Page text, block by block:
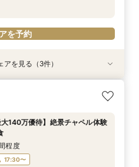
を予約
景*天空チャペル&上質空間体験
談会×人気ドレス特典×豪華試
程度
上150m絶景ナイトウェディン
会
！少人数婚】大阪駅直結*絶景
を見る（3件）
大140万優待】絶景チャペル体験
程度
17:30〜